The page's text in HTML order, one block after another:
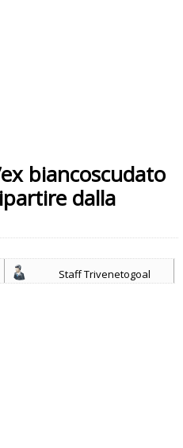
biancoscudato
dalla
Staff Trivenetogoal